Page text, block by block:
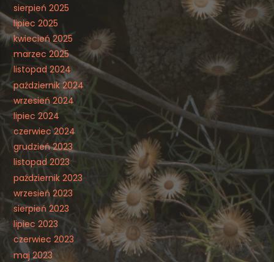
sierpień 2025
lipiec 2025
kwiecień 2025
marzec 2025
listopad 2024
październik 2024
wrzesień 2024
lipiec 2024
czerwiec 2024
grudzień 2023
listopad 2023
październik 2023
wrzesień 2023
sierpień 2023
lipiec 2023
czerwiec 2023
maj 2023